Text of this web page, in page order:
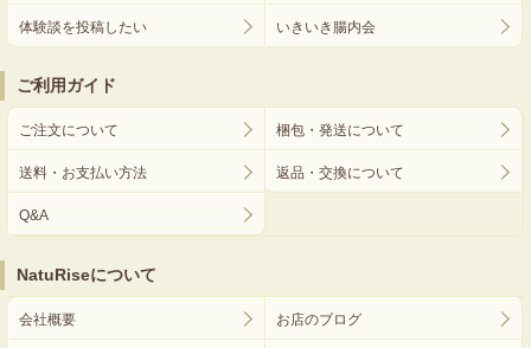
体験談を投稿したい いきいき腸内会
ご利用ガイド
ご注文について 梱包・発送について
送料・お支払い方法 返品・交換について
Q&A
NatuRiseについて
会社概要 お店のブログ